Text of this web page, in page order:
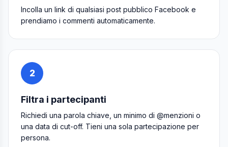
Incolla un link di qualsiasi post pubblico Facebook e
prendiamo i commenti automaticamente.
2
Filtra i partecipanti
Richiedi una parola chiave, un minimo di @menzioni o
una data di cut-off. Tieni una sola partecipazione per
persona.